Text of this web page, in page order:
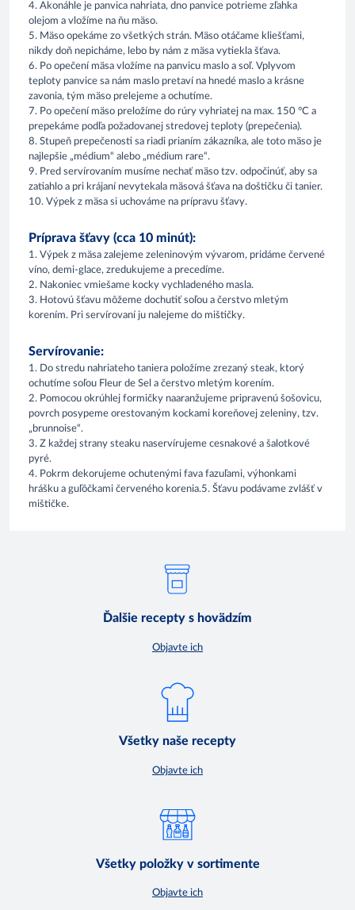
4. Akonáhle je panvica nahriata, dno panvice potrieme zľahka
olejom a vložíme na ňu mäso.
5. Mäso opekáme zo všetkých strán. Mäso otáčame kliešťami,
nikdy doň nepicháme, lebo by nám z mäsa vytiekla šťava.
6. Po opečení mäsa vložíme na panvicu maslo a soľ. Vplyvom
teploty panvice sa nám maslo pretaví na hnedé maslo a krásne
zavonia, tým mäso prelejeme a ochutíme.
7. Po opečení mäso preložíme do rúry vyhriatej na max. 150 °C a
prepekáme podľa požadovanej stredovej teploty (prepečenia).
8. Stupeň prepečenosti sa riadi prianím zákazníka, ale toto mäso je
najlepšie „médium“ alebo „médium rare“.
9. Pred servírovaním musíme nechať mäso tzv. odpočinúť, aby sa
zatiahlo a pri krájaní nevytekala mäsová šťava na doštičku či tanier.
10. Výpek z mäsa si uchováme na prípravu šťavy.
Príprava šťavy (cca 10 minút):
1. Výpek z mäsa zalejeme zeleninovým vývarom, pridáme červené
víno, demi-glace, zredukujeme a precedíme.
2. Nakoniec vmiešame kocky vychladeného masla.
3. Hotovú šťavu môžeme dochutiť soľou a čerstvo mletým
korením. Pri servírovaní ju nalejeme do mištičky.
Servírovanie:
1. Do stredu nahriateho taniera položíme zrezaný steak, ktorý
ochutíme soľou Fleur de Sel a čerstvo mletým korením.
2. Pomocou okrúhlej formičky naaranžujeme pripravenú šošovicu,
povrch posypeme orestovaným kockami koreňovej zeleniny, tzv.
„brunnoise“.
3. Z každej strany steaku naservírujeme cesnakové a šalotkové
pyré.
4. Pokrm dekorujeme ochutenými fava fazuľami, výhonkami
hrášku a guľôčkami červeného korenia.5. Šťavu podávame zvlášť v
mištičke.
Ďalšie recepty s hovädzím
Objavte ich
Všetky naše recepty
Objavte ich
Všetky položky v sortimente
Objavte ich